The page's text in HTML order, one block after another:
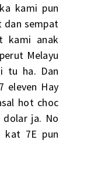
kami pun
dan sempat
kami anak
Melayu
tu ha. Dan
eleven Hay
hot choc
dolar ja. No
kat 7E pun